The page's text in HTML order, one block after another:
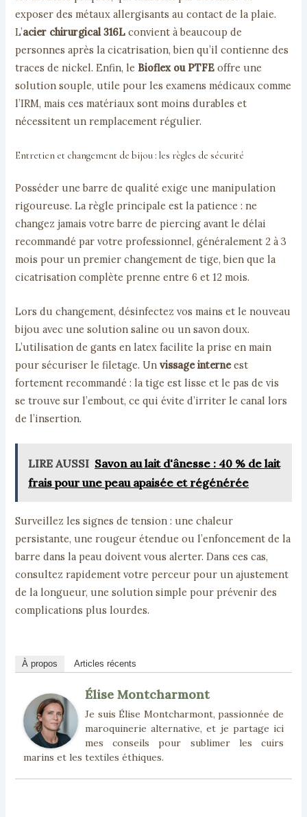
exposer des métaux allergisants au contact de la plaie.
L’acier chirurgical 316L convient à beaucoup de
personnes après la cicatrisation, bien qu’il contienne des
traces de nickel. Enfin, le Bioflex ou PTFE offre une
solution souple, utile pour les examens médicaux comme
l’IRM, mais ces matériaux sont moins durables et
nécessitent un remplacement régulier.
Entretien et changement de bijou : les règles de sécurité
Posséder une barre de qualité exige une manipulation
rigoureuse. La règle principale est la patience : ne
changez jamais votre barre de piercing avant le délai
recommandé par votre professionnel, généralement 2 à 3
mois pour un premier changement de tige, bien que la
cicatrisation complète prenne entre 6 et 12 mois.
Lors du changement, désinfectez vos mains et le nouveau
bijou avec une solution saline ou un savon doux.
L’utilisation de gants en latex facilite la prise en main
pour sécuriser le filetage. Unvissage interneest
fortement recommandé : la tige est lisse et le pas de vis
se trouve sur l’embout, ce qui évite d’irriter le canal lors
de l’insertion.
LIRE AUSSI Savon au lait d'ânesse : 40 % de lait
frais pour une peau apaisée et régénérée
Surveillez les signes de tension : une chaleur
persistante, une rougeur étendue ou l’enfoncement de la
barre dans la peau doivent vous alerter. Dans ces cas,
consultez rapidement votre perceur pour un ajustement
de la longueur, une solution simple pour prévenir des
complications plus lourdes.
À propos Articles récents
Élise Montcharmont
Je suis Élise Montcharmont, passionnée de
maroquinerie alternative, et je partage ici
mes conseils pour sublimer les cuirs
marins et les textiles éthiques.